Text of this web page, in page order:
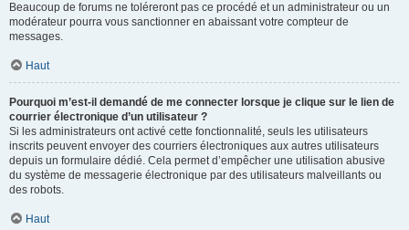
Beaucoup de forums ne toléreront pas ce procédé et un administrateur ou un
modérateur pourra vous sanctionner en abaissant votre compteur de
messages.
Haut
Pourquoi m’est-il demandé de me connecter lorsque je clique sur le lien de
courrier électronique d’un utilisateur ?
Si les administrateurs ont activé cette fonctionnalité, seuls les utilisateurs
inscrits peuvent envoyer des courriers électroniques aux autres utilisateurs
depuis un formulaire dédié. Cela permet d’empêcher une utilisation abusive
du système de messagerie électronique par des utilisateurs malveillants ou
des robots.
Haut